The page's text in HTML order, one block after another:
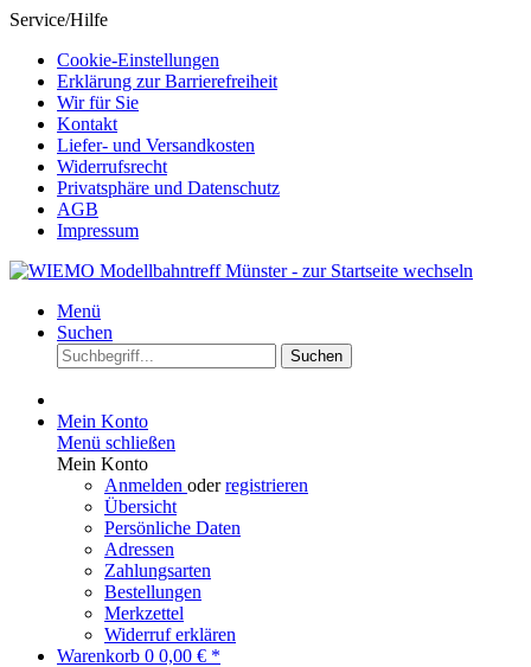
Service/Hilfe
Cookie-Einstellungen
Erklärung zur Barrierefreiheit
Wir für Sie
Kontakt
Liefer- und Versandkosten
Widerrufsrecht
Privatsphäre und Datenschutz
AGB
Impressum
Menü
Suchen
Suchen
Mein Konto
Menü schließen
Mein Konto
Anmelden oderregistrieren
Übersicht
Persönliche Daten
Adressen
Zahlungsarten
Bestellungen
Merkzettel
Widerruf erklären
Warenkorb 0 0,00 € *